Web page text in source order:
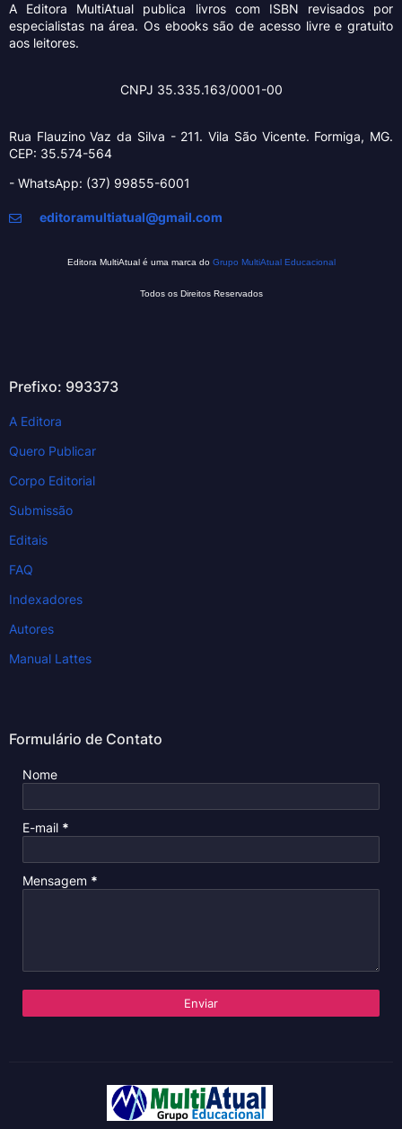
A Editora MultiAtual publica livros com ISBN revisados por
especialistas na área. Os ebooks são de acesso livre e gratuito
aos leitores.
CNPJ 35.335.163/0001-00
Rua Flauzino Vaz da Silva - 211.Vila São Vicente. Formiga, MG.
CEP: 35.574-564
- WhatsApp: (37) 99855-6001
editoramultiatual@gmail.com
Editora MultiAtual é uma marca do Grupo MultiAtual Educacional
Todos os Direitos Reservados
Prefixo: 993373
A Editora
Quero Publicar
Corpo Editorial
Submissão
Editais
FAQ
Indexadores
Autores
Manual Lattes
Formulário de Contato
Nome
E-mail *
Mensagem *